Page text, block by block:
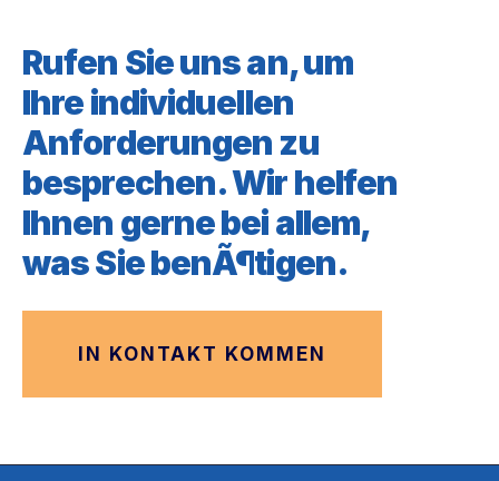
Rufen Sie uns an, um
Ihre individuellen
Anforderungen zu
besprechen. Wir helfen
Ihnen gerne bei allem,
was Sie benÃ¶tigen.
IN KONTAKT KOMMEN